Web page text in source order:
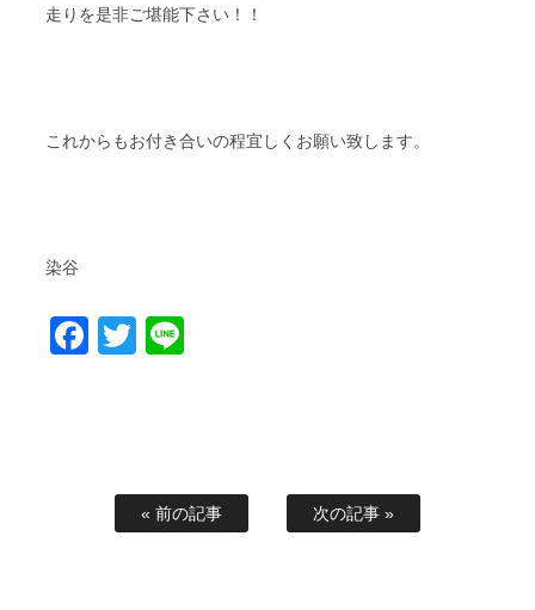
走りを是非ご堪能下さい！！
これからもお付き合いの程宜しくお願い致します。
染谷
Facebook
Twitter
« 前の記事 次の記事 »